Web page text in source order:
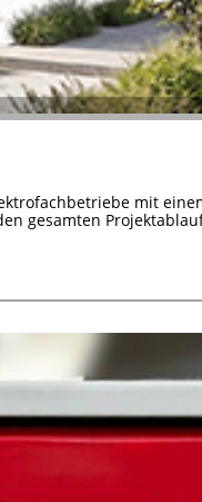
mit
gesamten